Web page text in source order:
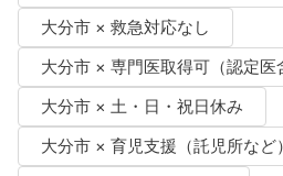
大分市 × 救急対応なし
大分市 × 専門医取得可（認定医
大分市 × 土・日・祝日休み
大分市 × 育児支援（託児所など）